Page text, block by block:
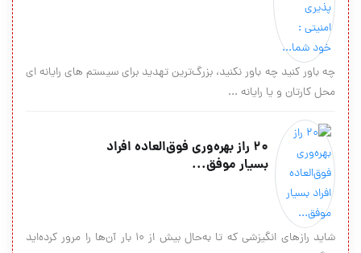
چه باور كنید چه باور نكنید، بزرگ‌ترین تهدید برای سیستم های رایانه ای
محل كارتان و یا رایانه ...
۲۰ راز بهره‌وری فوق‌العاده افراد
بسیار موفق...
شاید رازهای انگیزشی که تا به‌حال بیش از 10 بار آن‌ها را مرور کرده‌اید